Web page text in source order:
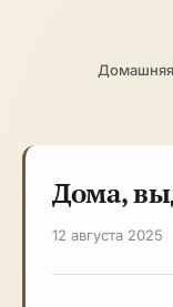
Домашняя
Дома,
12 августа 2025